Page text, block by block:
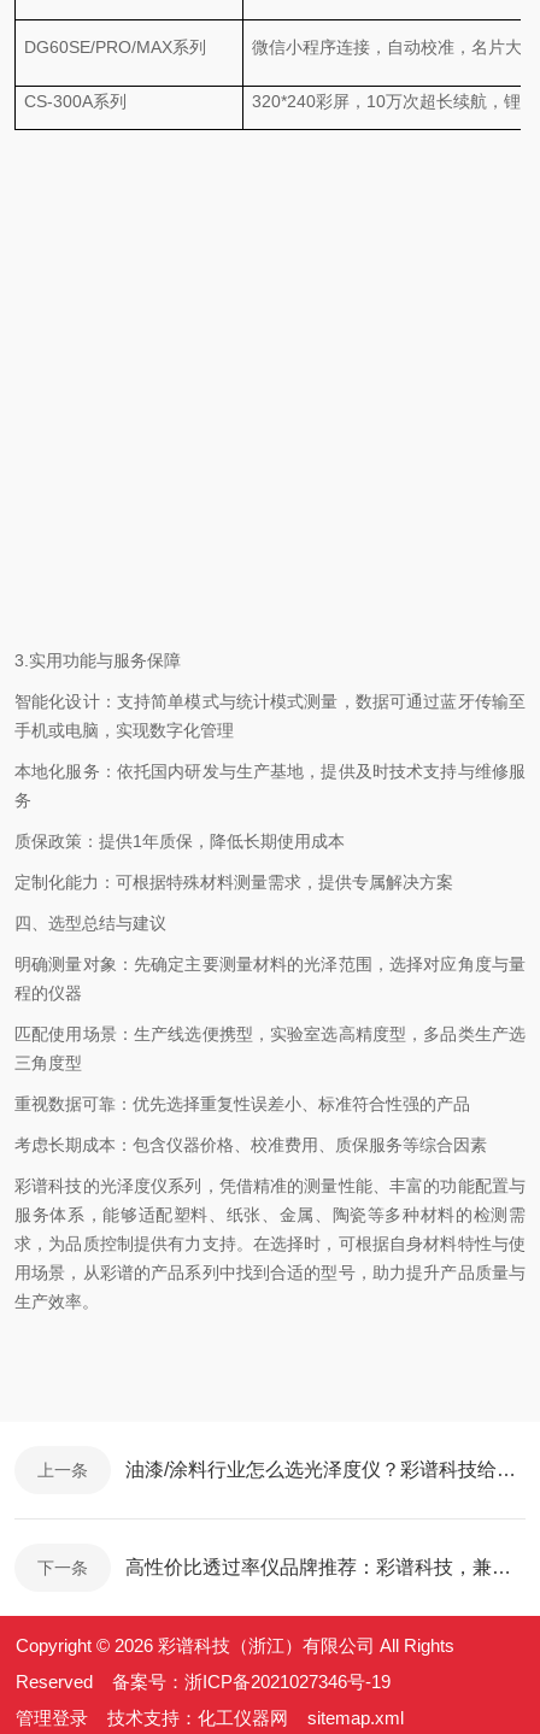
DG60SE/PRO/MAX系列 微信小程序连接，自动校准，名片大
CS-300A系列 320*240彩屏，10万次超长续航，锂
3.实用功能与服务保障
智能化设计：支持简单模式与统计模式测量，数据可通过蓝牙传输至
手机或电脑，实现数字化管理
本地化服务：依托国内研发与生产基地，提供及时技术支持与维修服
务
质保政策：提供1年质保，降低长期使用成本
定制化能力：可根据特殊材料测量需求，提供专属解决方案
四、选型总结与建议
明确测量对象：先确定主要测量材料的光泽范围，选择对应角度与量
程的仪器
匹配使用场景：生产线选便携型，实验室选高精度型，多品类生产选
三角度型
重视数据可靠：优先选择重复性误差小、标准符合性强的产品
考虑长期成本：包含仪器价格、校准费用、质保服务等综合因素
彩谱科技的光泽度仪系列，凭借精准的测量性能、丰富的功能配置与
服务体系，能够适配塑料、纸张、金属、陶瓷等多种材料的检测需
求，为品质控制提供有力支持。在选择时，可根据自身材料特性与使
用场景，从彩谱的产品系列中找到合适的型号，助力提升产品质量与
生产效率。
上一条 油漆/涂料行业怎么选光泽度仪？彩谱科技给出适配方案
下一条 高性价比透过率仪品牌推荐：彩谱科技，兼顾精度与成本的实用之选
Copyright © 2026 彩谱科技（浙江）有限公司 All Rights
Reserved 备案号：浙ICP备2021027346号-19
管理登录 技术支持：化工仪器网 sitemap.xml